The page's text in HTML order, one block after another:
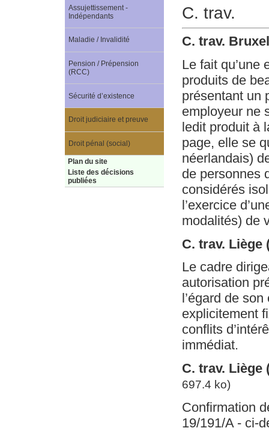
C. trav.
C. trav.
Le fait qu’une
produits de
présentant un
employeur ne
ledit produit à
page, elle se
néerlandais)
de personnes
considérés
l’exercice
modalités) de
C. trav. Liège
Le cadre
autorisation
l’égard de
explicitement
conflits
immédiat.
C. trav. Liège
697.4 ko)
Confirmation
19/191/A - ci-
Assujettissement -
Indépendants
Maladie / Invalidité
Pension / Prépension
(RCC)
Sécurité d’existence
Droit judiciaire et preuve
Droit pénal (social)
Plan du site
Liste des décisions
publiées